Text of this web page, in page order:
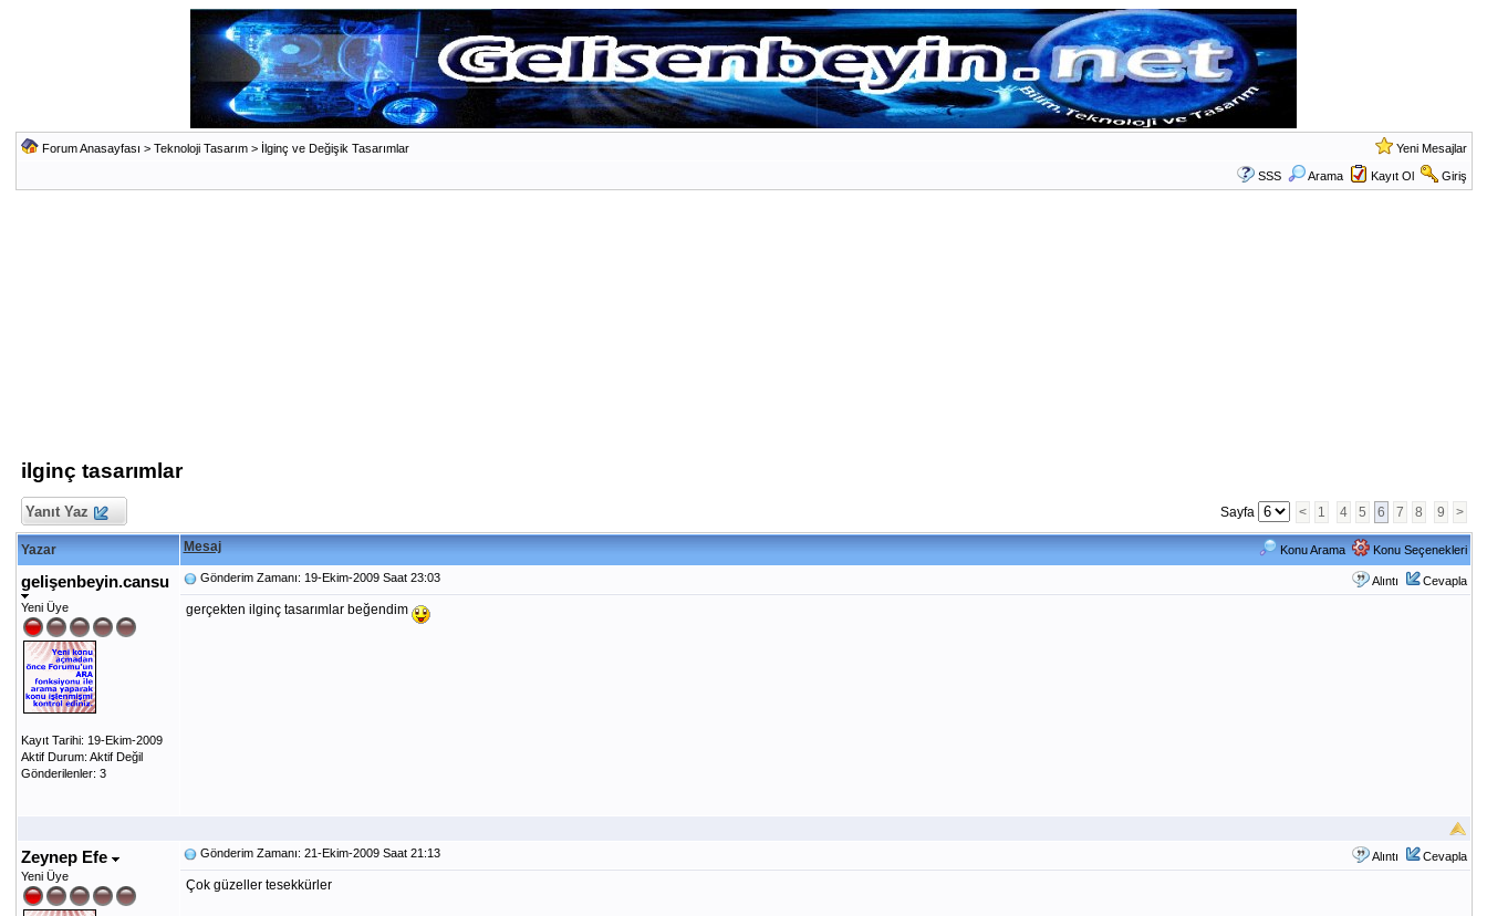
Forum Anasayfası > Teknoloji Tasarım> İlginç ve Değişik Tasarımlar Yeni Mesajlar
SSS Arama Kayıt Ol Giriş
ilginç tasarımlar
Yanıt Yaz Sayfa < 1 4 5 6 7 8 9 >
Yazar Mesaj Konu Arama Konu Seçenekleri
gelişenbeyin.cansu
Yeni Üye
Kayıt Tarihi: 19-Ekim-2009
Aktif Durum: Aktif Değil
Gönderilenler: 3
Alıntı Cevapla
Gönderim Zamanı: 19-Ekim-2009 Saat 23:03
gerçekten ilginç tasarımlar beğendim
Zeynep Efe
Yeni Üye
Alıntı Cevapla
Gönderim Zamanı: 21-Ekim-2009 Saat 21:13
Çok güzeller tesekkürler